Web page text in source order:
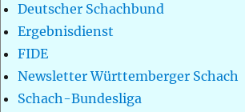
Deutscher Schachbund
Ergebnisdienst
FIDE
Newsletter Württemberger Schach
Schach-Bundesliga